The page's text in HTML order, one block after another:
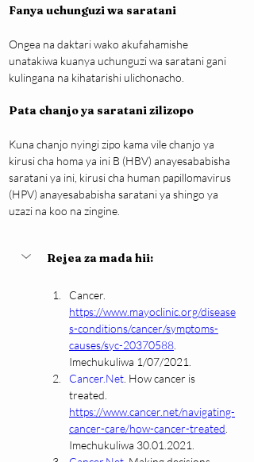
Fanya uchunguzi wa saratani
Ongea na daktari wako akufahamishe
unatakiwa kuanya uchunguzi wa saratani gani
kulingana na kihatarishi ulichonacho.
Pata chanjo ya saratani zilizopo
Kuna chanjo nyingi zipo kama vile chanjo ya
kirusi cha homa ya ini B (HBV) anayesababisha
saratani ya ini, kirusi cha human papillomavirus
(HPV) anayesababisha saratani ya shingo ya
uzazi na koo na zingine.
Rejea za mada hii:
Cancer.
https://www.mayoclinic.org/disease
s-conditions/cancer/symptoms-
causes/syc-20370588
Imechukuliwa 1/07/2021.
Cancer.Net . How cancer is
treated.
https://www.cancer.net/navigating-
cancer-care/how-cancer-treated
Imechukuliwa 30.01.2021.